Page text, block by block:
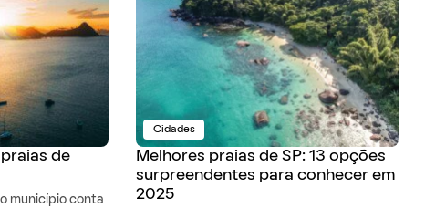
de
o município conta
Cidades
Melhores praias de SP: 13 opções
surpreendentes para conhecer em
2025